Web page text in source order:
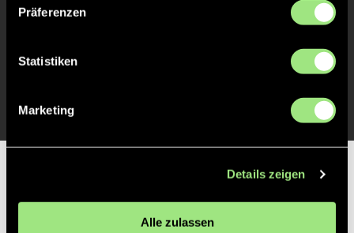
Präferenzen
Statistiken
Marketing
Details zeigen
Alle zulassen